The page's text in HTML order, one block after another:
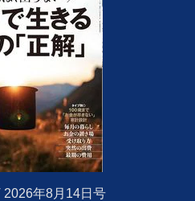
2026年8月14日号